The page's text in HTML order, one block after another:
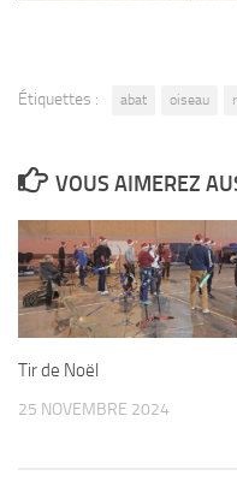
Étiquettes : abat oiseau
VOUS AIMEREZ
Tir de Noël
25 NOVEMBRE 2024